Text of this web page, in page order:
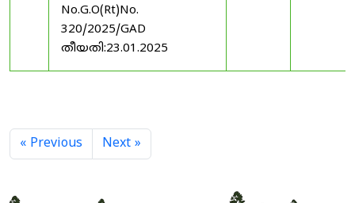
No.G.O(Rt)No.
320/2025/GAD
തീയതി:23.01.2025
« Previous Next »